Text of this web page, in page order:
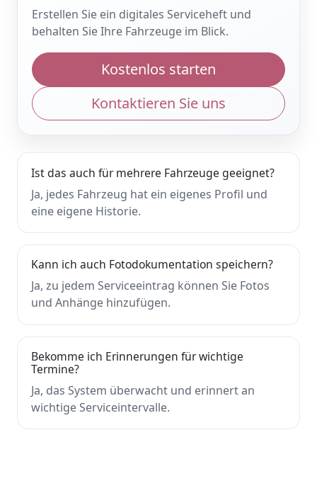
Erstellen Sie ein digitales Serviceheft und
behalten Sie Ihre Fahrzeuge im Blick.
Kostenlos starten
Kontaktieren Sie uns
Ist das auch für mehrere Fahrzeuge geeignet?
Ja, jedes Fahrzeug hat ein eigenes Profil und
eine eigene Historie.
Kann ich auch Fotodokumentation speichern?
Ja, zu jedem Serviceeintrag können Sie Fotos
und Anhänge hinzufügen.
Bekomme ich Erinnerungen für wichtige
Termine?
Ja, das System überwacht und erinnert an
wichtige Serviceintervalle.